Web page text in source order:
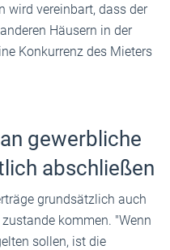
wird vereinbart, dass der
Häusern in der
Konkurrenz des Mieters
gewerbliche
abschließen
grundsätzlich auch
kommen. "Wenn
sollen, ist die